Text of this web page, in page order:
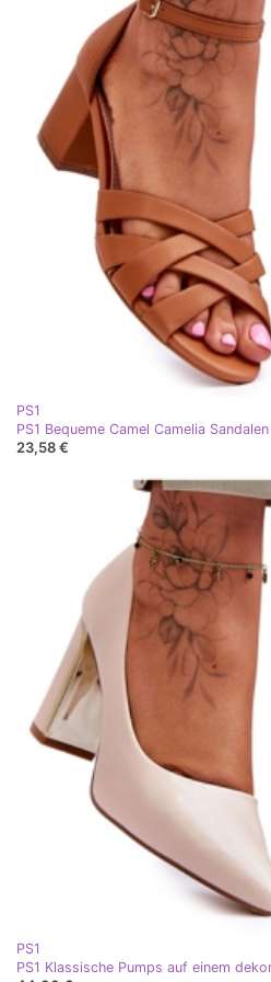
PS1
PS1 Bequeme Camel Camelia
23,58 €
PS1